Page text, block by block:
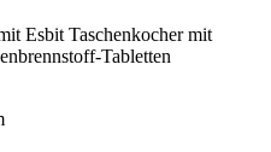
Esbit Taschenkocher mit
Tabletten